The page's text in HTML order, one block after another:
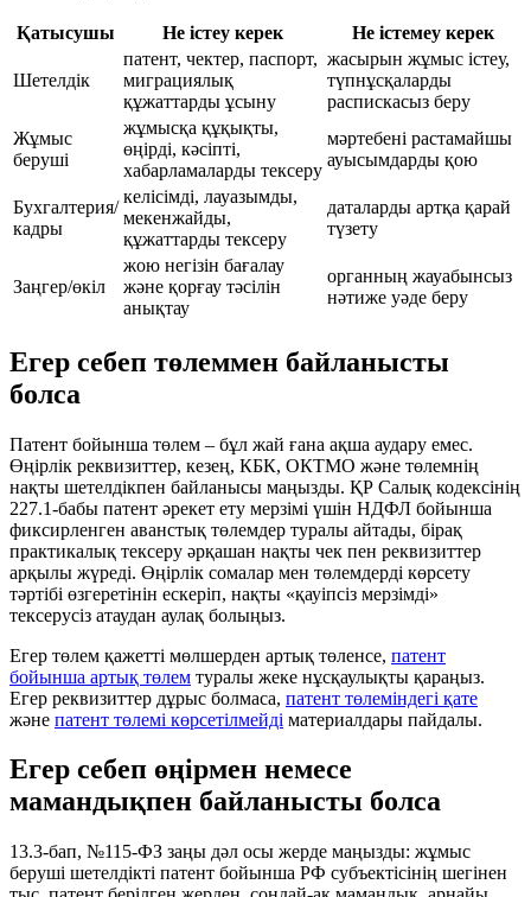
Қатысушы Не істеу керек Не істемеу керек
Шетелдік
патент, чектер, паспорт,
миграциялық
құжаттарды ұсыну
жасырын жұмыс істеу,
түпнұсқаларды
распискасыз беру
Жұмыс
беруші
жұмысқа құқықты,
өңірді, кәсіпті,
хабарламаларды тексеру
мәртебені растамайшы
ауысымдарды қою
Бухгалтерия/
кадры
келісімді, лауазымды,
мекенжайды,
құжаттарды тексеру
даталарды артқа қарай
түзету
Заңгер/өкіл
жою негізін бағалау
және қорғау тәсілін
анықтау
органның жауабынсыз
нәтиже уәде беру
Егер себеп төлеммен байланысты
болса
Патент бойынша төлем – бұл жай ғана ақша аудару емес.
Өңірлік реквизиттер, кезең, КБК, ОКТМО және төлемнің
нақты шетелдікпен байланысы маңызды. ҚР Салық кодексінің
227.1-бабы патент әрекет ету мерзімі үшін НДФЛ бойынша
фиксирленген аванстық төлемдер туралы айтады, бірақ
практикалық тексеру әрқашан нақты чек пен реквизиттер
арқылы жүреді. Өңірлік сомалар мен төлемдерді көрсету
тәртібі өзгеретінін ескеріп, нақты «қауіпсіз мерзімді»
тексерусіз атаудан аулақ болыңыз.
Егер төлем қажетті мөлшерден артық төленсе, патент
бойынша артық төлем туралы жеке нұсқаулықты қараңыз.
Егер реквизиттер дұрыс болмаса, патент төлеміндегі қате
және патент төлемі көрсетілмейді материалдары пайдалы.
Егер себеп өңірмен немесе
мамандықпен байланысты болса
13.3-бап, №115-ФЗ заңы дәл осы жерде маңызды: жұмыс
беруші шетелдікті патент бойынша РФ субъектісінің шегінен